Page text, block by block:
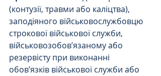
(контузії, травми або каліцтва),
заподіяного військовослужбовцю
строкової військової служби,
військовозобов’язаному або
резервісту при виконанні
обов’язків військової служби або